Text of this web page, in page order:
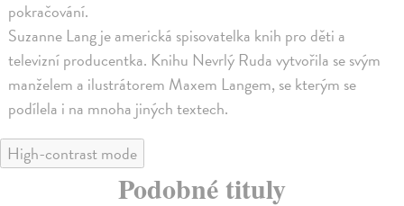
pokračování.
Suzanne Lang je americká spisovatelka knih pro děti a
televizní producentka. Knihu Nevrlý Ruda vytvořila se svým
manželem a ilustrátorem Maxem Langem, se kterým se
podílela i na mnoha jiných textech.
High-contrast mode
Podobné tituly